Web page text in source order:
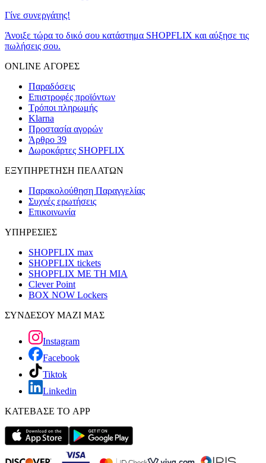
Γίνε συνεργάτης!
Άνοιξε τώρα το δικό σου κατάστημα SHOPFLIX και αύξησε τις
πωλήσεις σου.
ONLINE ΑΓΟΡΕΣ
Παραδόσεις
Επιστροφές προϊόντων
Τρόποι πληρωμής
Klarna
Προστασία αγορών
Άρθρο 39
Δωροκάρτες SHOPFLIX
ΕΞΥΠΗΡΕΤΗΣΗ ΠΕΛΑΤΩΝ
Παρακολούθηση Παραγγελίας
Συχνές ερωτήσεις
Επικοινωνία
ΥΠΗΡΕΣΙΕΣ
SHOPFLIX max
SHOPFLIX tickets
SHOPFLIX ΜΕ ΤΗ ΜΙΑ
Clever Point
BOX NOW Lockers
ΣΥΝΔΕΣΟΥ ΜΑΖΙ ΜΑΣ
Instagram
Facebook
Tiktok
Linkedin
ΚΑΤΕΒΑΣΕ ΤΟ APP